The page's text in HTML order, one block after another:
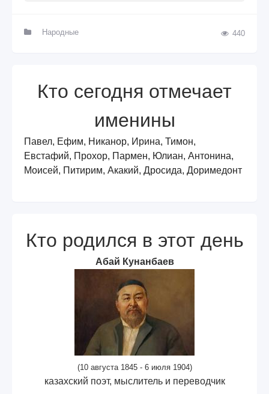
Народные 440
Кто сегодня отмечает
именины
Павел, Ефим, Никанор, Ирина, Тимон,
Евстафий, Прохор, Пармен, Юлиан, Антонина,
Моисей, Питирим, Акакий, Дросида, Доримедонт
Кто родился в этот день
Абай Кунанбаев
(10 августа 1845 - 6 июля 1904)
казахский поэт, мыслитель и переводчик